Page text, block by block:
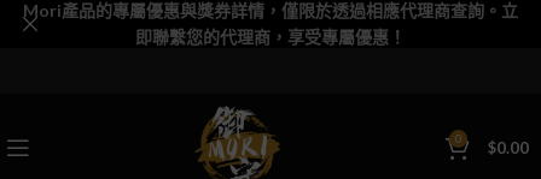
0 $0.00
Mori產品的專屬優惠與獎券詳情，僅限於透過相應代理商查詢。立
即聯繫您的代理商，享受專屬優惠！